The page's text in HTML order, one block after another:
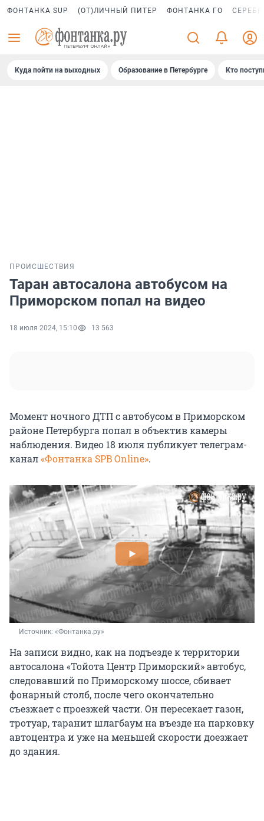
ФОНТАНКА SUP (ОТ)ЛИЧНЫЙ ПИТЕР ФОНТАНКА ГО
Куда пойти на выходных Образование в Петербурге Кто
ПРОИСШЕСТВИЯ
Таран автосалона автобусом на
Приморском попал на видео
18 июля 2024, 15:10 13 563
Момент ночного ДТП с автобусом в Приморском
районе Петербурга попал в объектив камеры
наблюдения. Видео 18 июля публикует телеграм-
канал«Фонтанка SPB Online».
Источник: «Фонтанка.ру»
На записи видно, как на подъезде к территории
автосалона «Тойота Центр Приморский» автобус,
следовавший по Приморскому шоссе, сбивает
фонарный столб, после чего окончательно
съезжает с проезжей части. Он пересекает газон,
тротуар, таранит шлагбаум на въезде на парковку
автоцентра и уже на меньшей скорости доезжает
до здания.